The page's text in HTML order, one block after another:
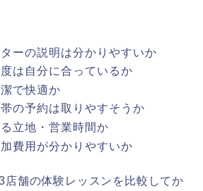
ーの説明は分かりやすいか
は自分に合っているか
で快適か
の予約は取りやすそうか
立地・営業時間か
費用が分かりやすいか
店舗の体験レッスンを比較してか